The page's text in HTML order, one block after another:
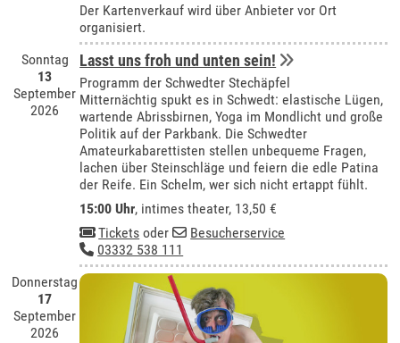
Der Kartenverkauf wird über Anbieter vor Ort
organisiert.
Sonntag
13
September
2026
Lasst uns froh und unten sein!
Programm der Schwedter Stechäpfel
Mitternächtig spukt es in Schwedt: elastische Lügen,
wartende Abrissbirnen, Yoga im Mondlicht und große
Politik auf der Parkbank. Die Schwedter
Amateurkabarettisten stellen unbequeme Fragen,
lachen über Steinschläge und feiern die edle Patina
der Reife. Ein Schelm, wer sich nicht ertappt fühlt.
15:00 Uhr, intimes theater, 13,50 €
Tickets oder
Besucherservice
03332 538 111
Donnerstag
17
September
2026